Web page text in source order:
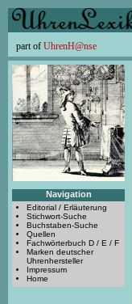
part of UhrenH@nse
Navigation
Editorial / Erläuterung
Stichwort-Suche
Buchstaben-Suche
Quellen
Fachwörterbuch D / E / F
Marken deutscher
Uhrenhersteller
Impressum
Home